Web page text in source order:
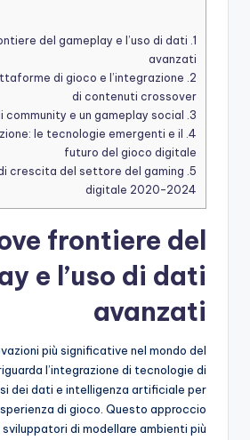
1.
del gameplay e l’uso di dati
avanzati
2.
di gioco e l’integrazione
di contenuti crossover
3.
4.
le tecnologie emergenti e il
futuro del gioco digitale
5.
crescita del settore del gaming
digitale 2020-2024
frontiere del
e l’uso di dati
avanzati
più significative nel mondo del
l’integrazione di tecnologie di
dei dati e intelligenza artificiale per
di gioco. Questo approccio
di modellare ambienti più